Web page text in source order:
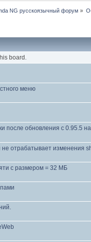
NG русскоязычный форум »
board.
меню
после обновления с 0.95.5
отрабатывает изменения
с размером = 32 МБ